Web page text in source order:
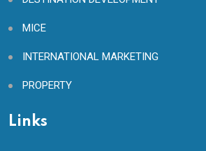
MICE
INTERNATIONAL MARKETING
PROPERTY
Links